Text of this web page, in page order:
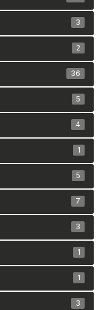
3
2
36
5
4
1
5
7
3
1
1
3